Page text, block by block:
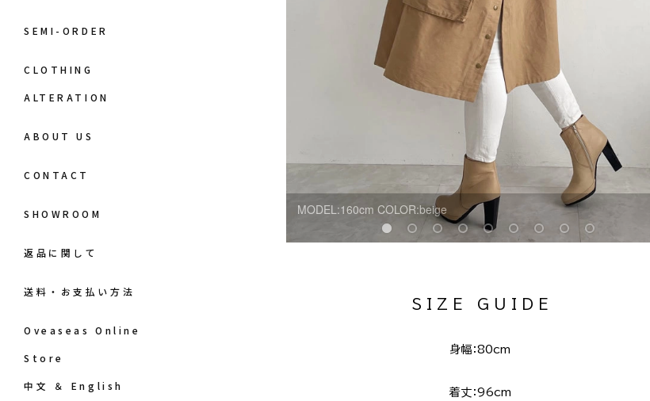
SEMI-ORDER
CLOTHING
ALTERATION
ABOUT US
CONTACT
SHOWROOM
返品に関して
送料・お支払い方法
Oveaseas Online
Store
中文 ＆ English
MODEL:160cm COLOR:beige
S I Z E G U I D E
身幅：80cm
着丈：96cm